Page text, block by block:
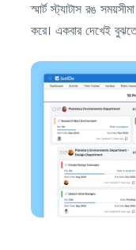
স্মার্ট স্ট্যাটাস রঙ
করে। একবার দেখেই